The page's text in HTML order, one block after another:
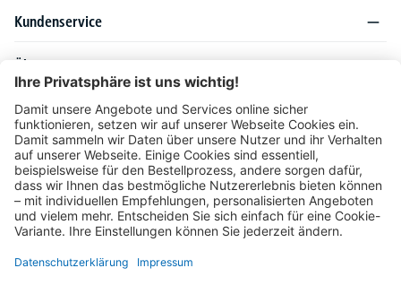
Kundenservice
Über DELTA-V
Produktsortiment
Ratgeber
Folgen Sie uns auch auf
Unser Angebot richtet sich ausschließlich an Industrie, Handel, Gewerbe und